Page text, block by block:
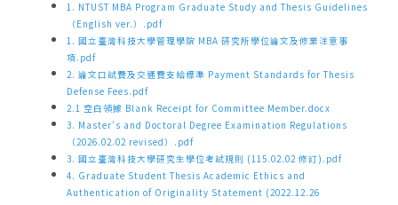
1. NTUST MBA Program Graduate Study and Thesis Guidelines
（English ver.）.pdf
1. 國立臺灣科技大學管理學院 MBA 研究所學位論文及修業注意事
項.pdf
2. 論文口試費及交通費支給標準 Payment Standards for Thesis
Defense Fees.pdf
2.1 空白領據 Blank Receipt for Committee Member.docx
3. Master's and Doctoral Degree Examination Regulations
（2026.02.02 revised）.pdf
3. 國立臺灣科技大學研究生學位考試規則 (115.02.02 修訂).pdf
4. Graduate Student Thesis Academic Ethics and
Authentication of Originality Statement (2022.12.26